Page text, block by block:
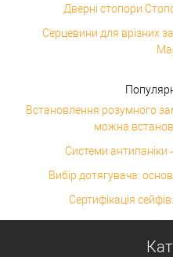
Дверні стопори
Серцевини для врізних
Встановлення розумного
можна
Системи антипаніки
Вибір дотягувача:
Сертифікація